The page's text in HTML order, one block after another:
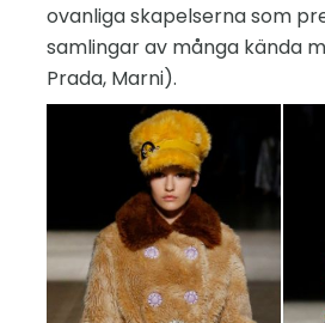
ovanliga skapelserna som
samlingar av många kända
Prada, Marni).